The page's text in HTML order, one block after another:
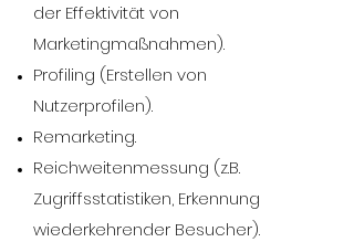
der Effektivität von
Marketingmaßnahmen).
Profiling (Erstellen von
Nutzerprofilen).
Remarketing.
Reichweitenmessung (z.B.
Zugriffsstatistiken, Erkennung
wiederkehrender Besucher).